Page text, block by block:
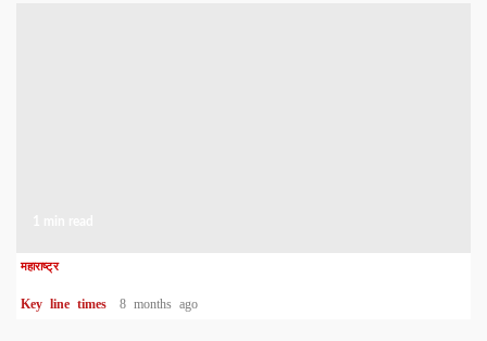
महाराष्ट्र
Key line times 8 months ago